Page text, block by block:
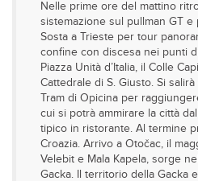
Nelle prime ore del mattino
sistemazione sul pullman GT e
Sosta a Trieste per tour
confine con discesa nei punti
Piazza Unità d’Italia, il Colle
Cattedrale di S. Giusto. Si
Tram di Opicina per
cui si potrà ammirare la città
tipico in ristorante. Al termine
Croazia. Arrivo a Otočac, il
Velebit e Mala Kapela, sorge
Gacka. Il territorio della Gacka